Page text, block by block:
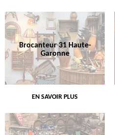
Brocanteur 31 Haute-
Garonne
EN SAVOIR PLUS